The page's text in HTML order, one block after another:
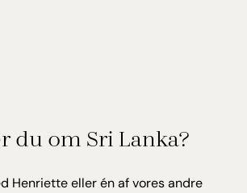
du om Sri Lanka?
Henriette eller én af vores andre